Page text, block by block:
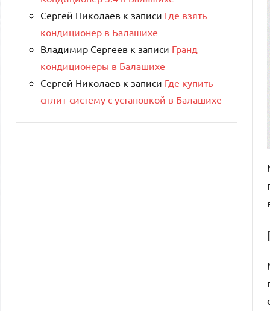
Сергей Николаев к записи Где взять
кондиционер в Балашихе
Владимир Сергеев к записи Гранд
кондиционеры в Балашихе
Сергей Николаев к записи Где купить
сплит-систему с установкой в Балашихе